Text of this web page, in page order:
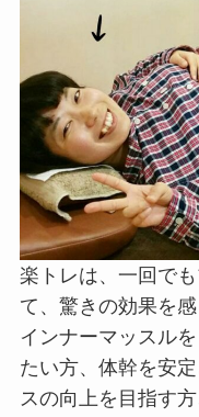
楽トレは、一回で
て、驚きの効果を感
インナーマッスル
たい方、体幹を安
スの向上を目指す